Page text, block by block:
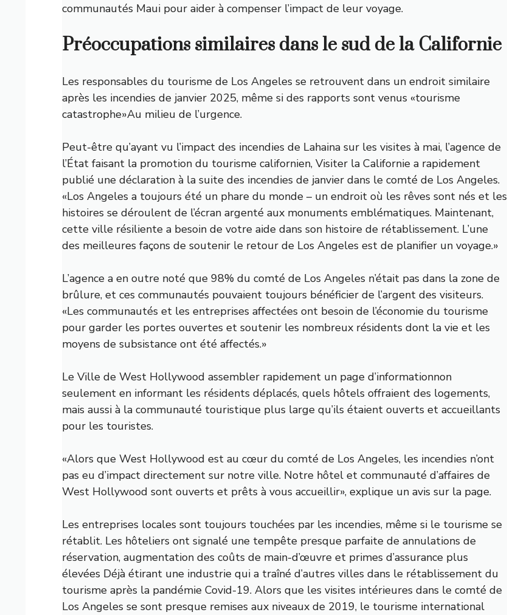
communautés Maui pour aider à compenser l’impact de leur voyage.
Préoccupations similaires dans le sud de la Californie
Les responsables du tourisme de Los Angeles se retrouvent dans un endroit similaire
après les incendies de janvier 2025, même si des rapports sont venus «tourisme
catastrophe»Au milieu de l’urgence.
Peut-être qu’ayant vu l’impact des incendies de Lahaina sur les visites à mai, l’agence de
l’État faisant la promotion du tourisme californien, Visiter la Californie a rapidement
publié une déclaration à la suite des incendies de janvier dans le comté de Los Angeles.
«Los Angeles a toujours été un phare du monde – un endroit où les rêves sont nés et les
histoires se déroulent de l’écran argenté aux monuments emblématiques. Maintenant,
cette ville résiliente a besoin de votre aide dans son histoire de rétablissement. L’une
des meilleures façons de soutenir le retour de Los Angeles est de planifier un voyage.»
L’agence a en outre noté que 98% du comté de Los Angeles n’était pas dans la zone de
brûlure, et ces communautés pouvaient toujours bénéficier de l’argent des visiteurs.
«Les communautés et les entreprises affectées ont besoin de l’économie du tourisme
pour garder les portes ouvertes et soutenir les nombreux résidents dont la vie et les
moyens de subsistance ont été affectés.»
Le Ville de West Hollywood assembler rapidement un page d’informationnon
seulement en informant les résidents déplacés, quels hôtels offraient des logements,
mais aussi à la communauté touristique plus large qu’ils étaient ouverts et accueillants
pour les touristes.
«Alors que West Hollywood est au cœur du comté de Los Angeles, les incendies n’ont
pas eu d’impact directement sur notre ville. Notre hôtel et communauté d’affaires de
West Hollywood sont ouverts et prêts à vous accueillir», explique un avis sur la page.
Les entreprises locales sont toujours touchées par les incendies, même si le tourisme se
rétablit. Les hôteliers ont signalé une tempête presque parfaite de annulations de
réservation, augmentation des coûts de main-d’œuvre et primes d’assurance plus
élevées Déjà étirant une industrie qui a traîné d’autres villes dans le rétablissement du
tourisme après la pandémie Covid-19. Alors que les visites intérieures dans le comté de
Los Angeles se sont presque remises aux niveaux de 2019, le tourisme international